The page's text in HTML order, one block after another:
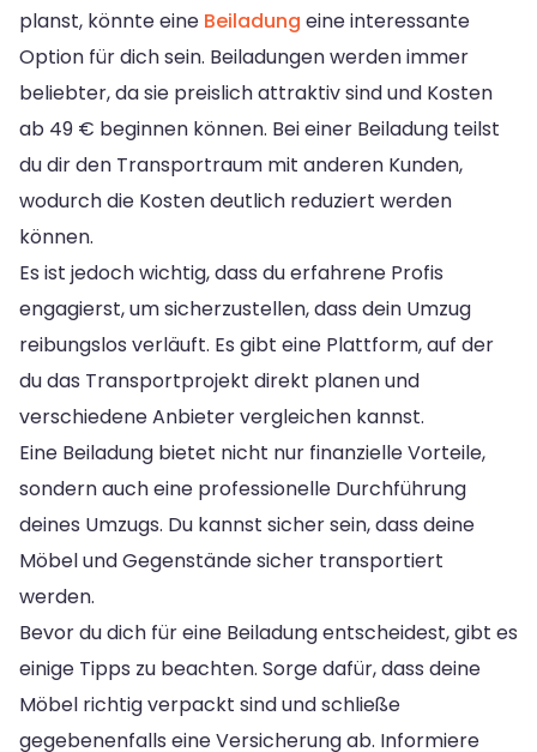
planst, könnte eine Beiladung eine interessante
Option für dich sein. Beiladungen werden immer
beliebter, da sie preislich attraktiv sind und Kosten
ab 49 € beginnen können. Bei einer Beiladung teilst
du dir den Transportraum mit anderen Kunden,
wodurch die Kosten deutlich reduziert werden
können.
Es ist jedoch wichtig, dass du erfahrene Profis
engagierst, um sicherzustellen, dass dein Umzug
reibungslos verläuft. Es gibt eine Plattform, auf der
du das Transportprojekt direkt planen und
verschiedene Anbieter vergleichen kannst.
Eine Beiladung bietet nicht nur finanzielle Vorteile,
sondern auch eine professionelle Durchführung
deines Umzugs. Du kannst sicher sein, dass deine
Möbel und Gegenstände sicher transportiert
werden.
Bevor du dich für eine Beiladung entscheidest, gibt es
einige Tipps zu beachten. Sorge dafür, dass deine
Möbel richtig verpackt sind und schließe
gegebenenfalls eine Versicherung ab. Informiere